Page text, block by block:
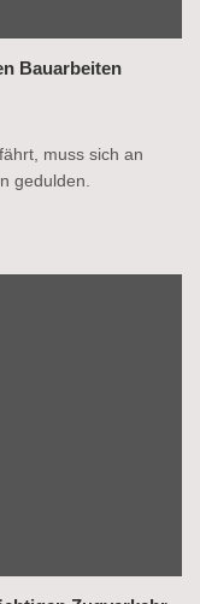
Bauarbeiten
muss sich an
gedulden.